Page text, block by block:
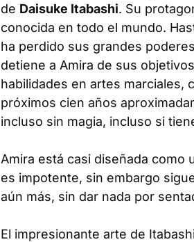
de Daisuke Itabashi. Su
conocida en todo el mundo.
ha perdido sus grandes
detiene a Amira de sus
habilidades en artes marciales,
próximos cien años
incluso sin magia, incluso si
Amira está casi diseñada
es impotente, sin embargo
aún más, sin dar nada por
El impresionante arte de